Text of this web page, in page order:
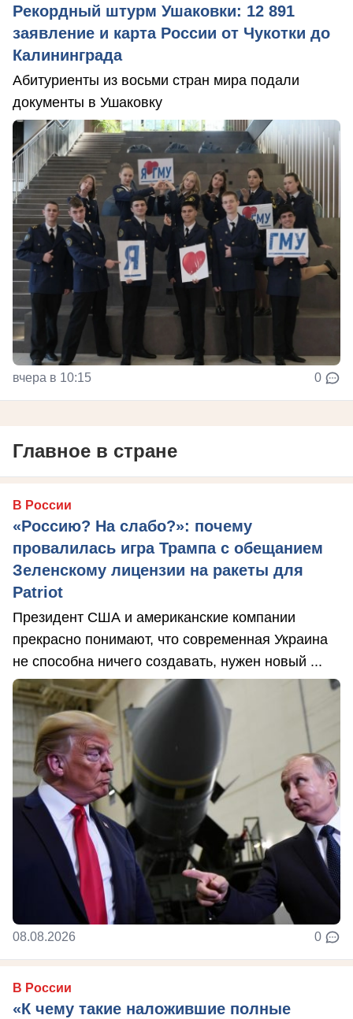
Рекордный штурм Ушаковки: 12 891
заявление и карта России от Чукотки до
Калининграда
Абитуриенты из восьми стран мира подали
документы в Ушаковку
вчера в 10:15 0
Главное в стране
В России
«Россию? На слабо?»: почему
провалилась игра Трампа с обещанием
Зеленскому лицензии на ракеты для
Patriot
Президент США и американские компании
прекрасно понимают, что современная Украина
не способна ничего создавать, нужен новый ...
08.08.2026 0
В России
«К чему такие наложившие полные